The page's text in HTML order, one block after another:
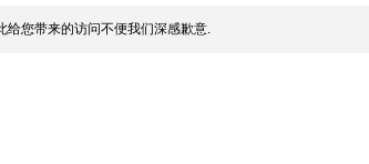
您带来的访问不便我们深感歉意.